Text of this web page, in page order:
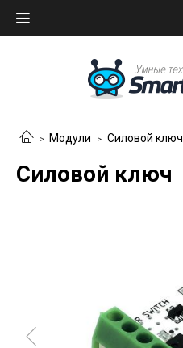
Модули Силовой ключ
Силовой ключ